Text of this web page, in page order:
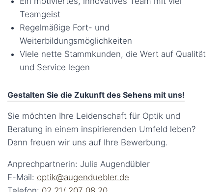
Teamgeist
Regelmäßige Fort- und
Weiterbildungsmöglichkeiten
Viele nette Stammkunden, die Wert auf Qualität
und Service legen
Gestalten Sie die Zukunft des Sehens mit uns!
Sie möchten Ihre Leidenschaft für Optik und
Beratung in einem inspirierenden Umfeld leben?
Dann freuen wir uns auf Ihre Bewerbung.
Anprechpartnerin: Julia Augendübler
E-Mail: optik@augenduebler.de